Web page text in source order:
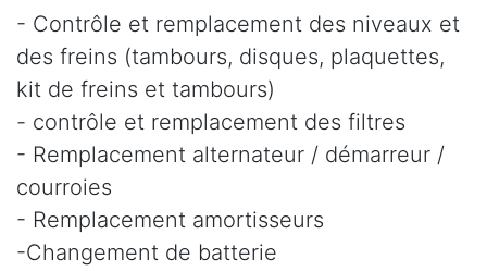
- Contrôle et remplacement des niveaux et
des freins (tambours, disques, plaquettes,
kit de freins et tambours)
- contrôle et remplacement des filtres
- Remplacement alternateur / démarreur /
courroies
- Remplacement amortisseurs
-Changement de batterie